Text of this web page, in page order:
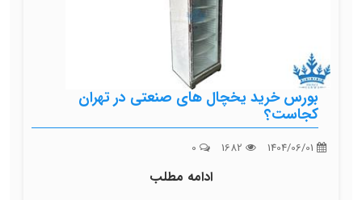
بورس خرید یخچال های صنعتی در تهران
کجاست؟
ادامه مطلب